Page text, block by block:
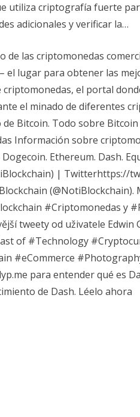
utiliza criptografía fuerte
adicionales y verificar la…
de las criptomonedas
el lugar para obtener las
criptomonedas, el portal
el minado de diferentes
de Bitcoin. Todo sobre
Información sobre
Dogecoin. Ethereum. Dash.
| Twitterhttps://
#Criptomonedas y
tweety od uživatele
of #Technology
#eCommerce
para entender qué es
de Dash. Léelo ahora